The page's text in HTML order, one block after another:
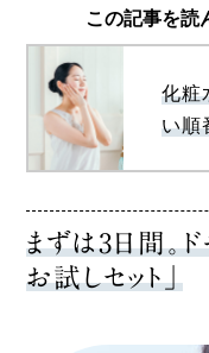
この記事を読
化粧
い順
まずは3日間。
お試しセット」